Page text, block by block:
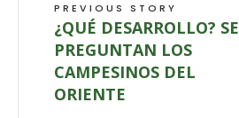
PREVIOUS STORY
¿QUÉ DESARROLLO? SE
PREGUNTAN LOS
CAMPESINOS DEL
ORIENTE